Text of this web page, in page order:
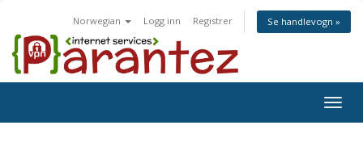
Norwegian Logg inn Registrer Se handlevogn »